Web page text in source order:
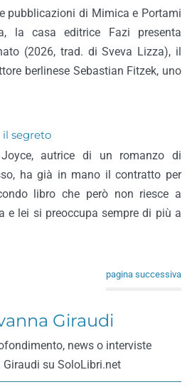
pubblicazioni di Mimica e Portami
la casa editrice Fazi presenta
(2026, trad. di Sveva Lizza), il
berlinese Sebastian Fitzek, uno
il segreto
autrice di un romanzo di
ha già in mano il contratto per
libro che però non riesce a
e lei si preoccupa sempre di più a
pagina successiva
Giraudi
news o interviste
su SoloLibri.net